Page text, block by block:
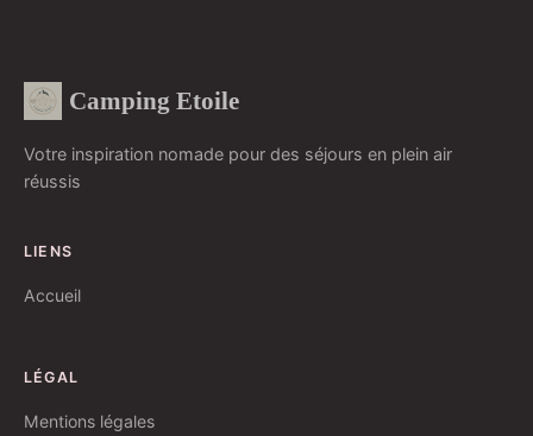
Camping Etoile
Votre inspiration nomade pour des séjours en plein air
réussis
LIENS
Accueil
LÉGAL
Mentions légales